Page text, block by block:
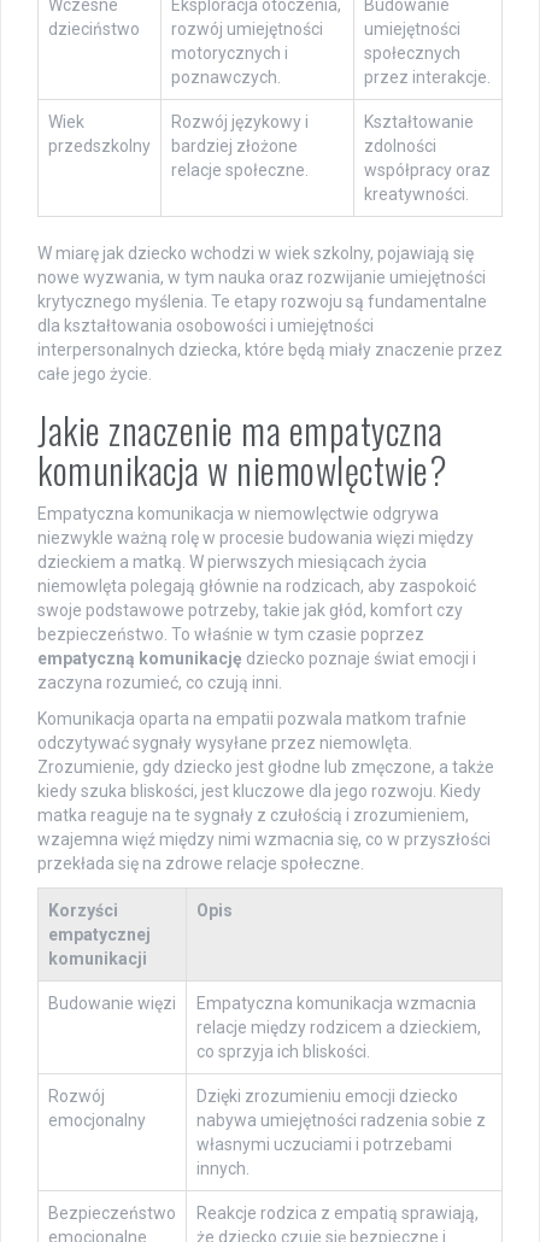
Wczesne
dzieciństwo
Eksploracja otoczenia,
rozwój umiejętności
motorycznych i
poznawczych.
Budowanie
umiejętności
społecznych
przez interakcje.
Wiek
przedszkolny
Rozwój językowy i
bardziej złożone
relacje społeczne.
Kształtowanie
zdolności
współpracy oraz
kreatywności.
W miarę jak dziecko wchodzi w wiek szkolny, pojawiają się
nowe wyzwania, w tym nauka oraz rozwijanie umiejętności
krytycznego myślenia. Te etapy rozwoju są fundamentalne
dla kształtowania osobowości i umiejętności
interpersonalnych dziecka, które będą miały znaczenie przez
całe jego życie.
Jakie znaczenie ma empatyczna
komunikacja w niemowlęctwie?
Empatyczna komunikacja w niemowlęctwie odgrywa
niezwykle ważną rolę w procesie budowania więzi między
dzieckiem a matką. W pierwszych miesiącach życia
niemowlęta polegają głównie na rodzicach, aby zaspokoić
swoje podstawowe potrzeby, takie jak głód, komfort czy
bezpieczeństwo. To właśnie w tym czasie poprzez
empatyczną komunikację dziecko poznaje świat emocji i
zaczyna rozumieć, co czują inni.
Komunikacja oparta na empatii pozwala matkom trafnie
odczytywać sygnały wysyłane przez niemowlęta.
Zrozumienie, gdy dziecko jest głodne lub zmęczone, a także
kiedy szuka bliskości, jest kluczowe dla jego rozwoju. Kiedy
matka reaguje na te sygnały z czułością i zrozumieniem,
wzajemna więź między nimi wzmacnia się, co w przyszłości
przekłada się na zdrowe relacje społeczne.
Korzyści
empatycznej
komunikacji
Opis
Budowanie więzi
Empatyczna komunikacja wzmacnia
relacje między rodzicem a dzieckiem,
co sprzyja ich bliskości.
Rozwój
emocjonalny
Dzięki zrozumieniu emocji dziecko
nabywa umiejętności radzenia sobie z
własnymi uczuciami i potrzebami
innych.
Bezpieczeństwo
emocjonalne
Reakcje rodzica z empatią sprawiają,
że dziecko czuje się bezpieczne i